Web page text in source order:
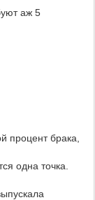
аж 5
процент брака,
одна точка.